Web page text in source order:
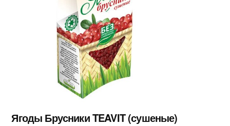
Ягоды Брусники TEAVIT (сушеные)